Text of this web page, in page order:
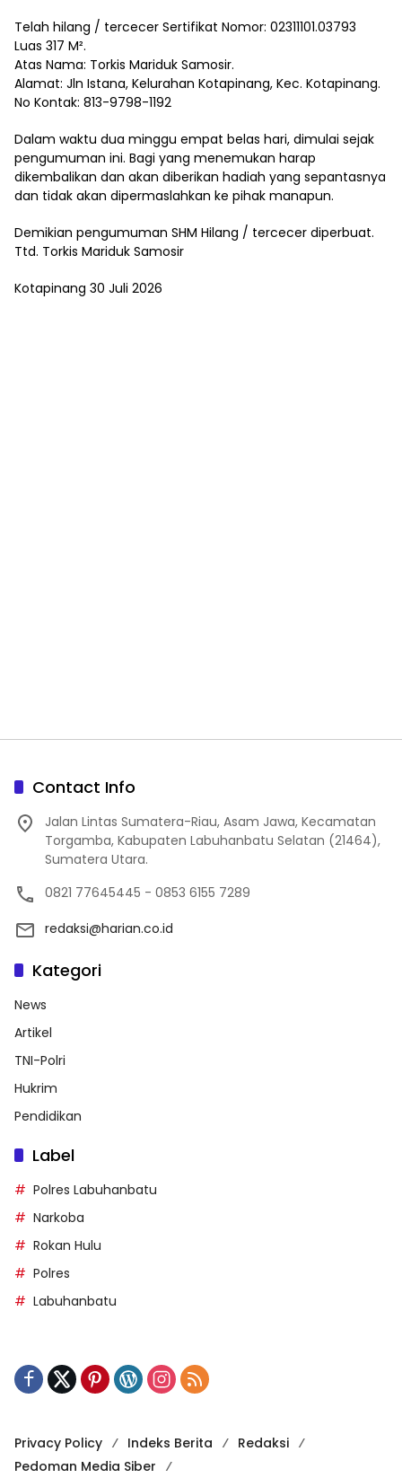
Telah hilang / tercecer Sertifikat Nomor: 02311101.03793
Luas 317 M².
Atas Nama: Torkis Mariduk Samosir.
Alamat: Jln Istana, Kelurahan Kotapinang, Kec. Kotapinang.
No Kontak: 813-9798-1192
Dalam waktu dua minggu empat belas hari, dimulai sejak
pengumuman ini. Bagi yang menemukan harap
dikembalikan dan akan diberikan hadiah yang sepantasnya
dan tidak akan dipermaslahkan ke pihak manapun.
Demikian pengumuman SHM Hilang / tercecer diperbuat.
Ttd. Torkis Mariduk Samosir
Kotapinang 30 Juli 2026
Contact Info
Jalan Lintas Sumatera-Riau, Asam Jawa, Kecamatan
Torgamba, Kabupaten Labuhanbatu Selatan (21464),
Sumatera Utara.
0821 77645445 - 0853 6155 7289
redaksi@harian.co.id
Kategori
News
Artikel
TNI-Polri
Hukrim
Pendidikan
Label
Polres Labuhanbatu
Narkoba
Rokan Hulu
Polres
Labuhanbatu
Privacy Policy Indeks Berita
Redaksi
Pedoman Media Siber